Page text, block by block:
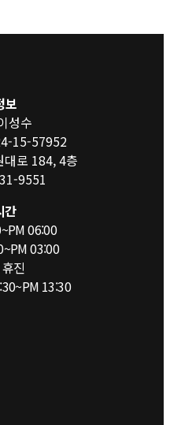
보
성수
15-57952
대로 184, 4층
9551
간
06:00
03:00
진
13:30